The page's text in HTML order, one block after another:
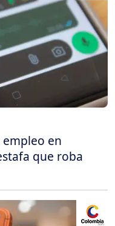
en
que roba